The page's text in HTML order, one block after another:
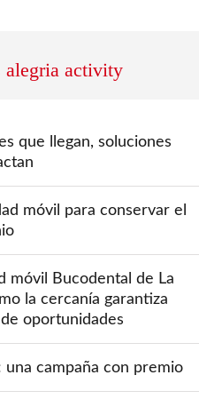
alegria activity
que llegan, soluciones
móvil para conservar el
móvil Bucodental de La
la cercanía garantiza
oportunidades
una campaña con premio